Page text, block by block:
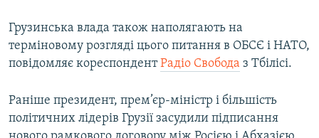
Грузинська влада також наполягають на
терміновому розгляді цього питання в ОБСЄ і НАТО,
повідомляє кореспондентРадіо Свобода з Тбілісі.
Раніше президент, прем’єр-міністр і більшість
політичних лідерів Грузії засудили підписання